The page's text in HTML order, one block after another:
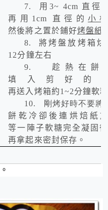
7.
用 3~ 4cm 直徑
再用 1cm 直徑的 小
然後將之置於鋪好烤盤紙
8.
將烤盤放烤箱
12分鐘左右
9.
趁熱在餅
填入剪好的
再送入烤箱約1~2分鐘軟
10.
剛烤好時不要將
餅乾冷卻後連烘焙紙
等一陣子軟糖完全凝固
再拿起來密封保存。
。